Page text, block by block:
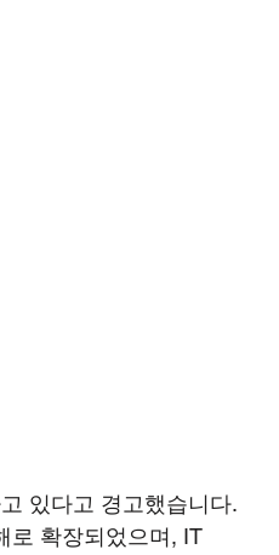
있다고 경고했습니다.
로 확장되었으며, IT